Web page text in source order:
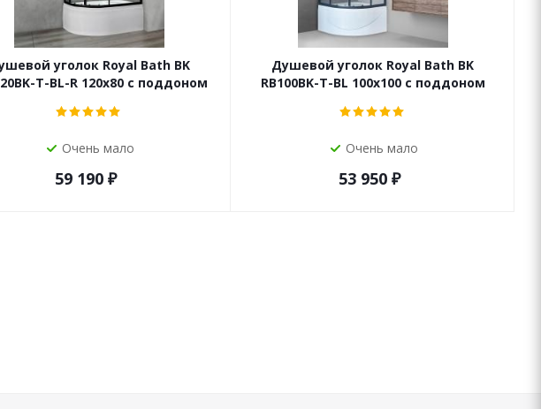
уголок Royal Bath BK
T-BL-R 120x80 с поддоном
Очень мало
59 190 ₽
Душевой уголок Royal Bath BK
RB100BK-T-BL 100x100 с поддоном
Очень мало
53 950 ₽